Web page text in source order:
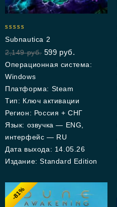
out of 5
Subnautica 2
2,149руб. 599 руб.
Операционная система:
Windows
Платформа: Steam
Тип: Ключ активации
Регион: Россия + СНГ
Язык: озвучка — ENG,
интерфейс — RU
Дата выхода: 14.05.26
Издание: Standard Edition
-81%